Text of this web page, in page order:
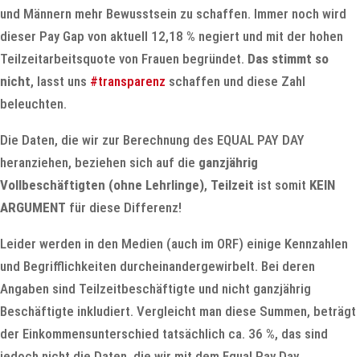
und Männern mehr Bewusstsein zu schaffen. Immer noch wird
dieser Pay Gap von aktuell 12,18 % negiert und mit der hohen
Teilzeitarbeitsquote von Frauen begründet. Das stimmt so
nicht, lasst uns #transparenz schaffen und diese Zahl
beleuchten.
Die Daten, die wir zur Berechnung des EQUAL PAY DAY
heranziehen, beziehen sich auf die ganzjährig
Vollbeschäftigten (ohne Lehrlinge), Teilzeit ist somit KEIN
ARGUMENT für diese Differenz!
Leider werden in den Medien (auch im ORF) einige Kennzahlen
und Begrifflichkeiten durcheinandergewirbelt. Bei deren
Angaben sind Teilzeitbeschäftigte und nicht ganzjährig
Beschäftigte inkludiert. Vergleicht man diese Summen, beträgt
der Einkommensunterschied tatsächlich ca. 36 %, das sind